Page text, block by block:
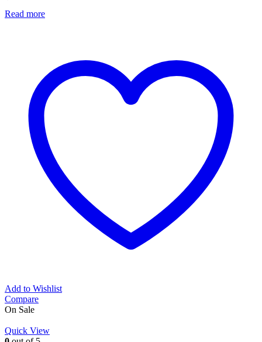
Read more
Add to Wishlist
Compare
On Sale
Quick View